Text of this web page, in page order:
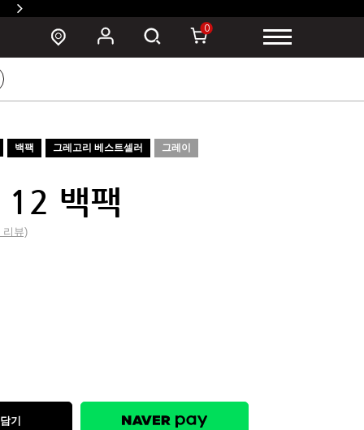
0
백팩 그레고리 베스트셀러 그레이
12 백팩
리뷰)
기